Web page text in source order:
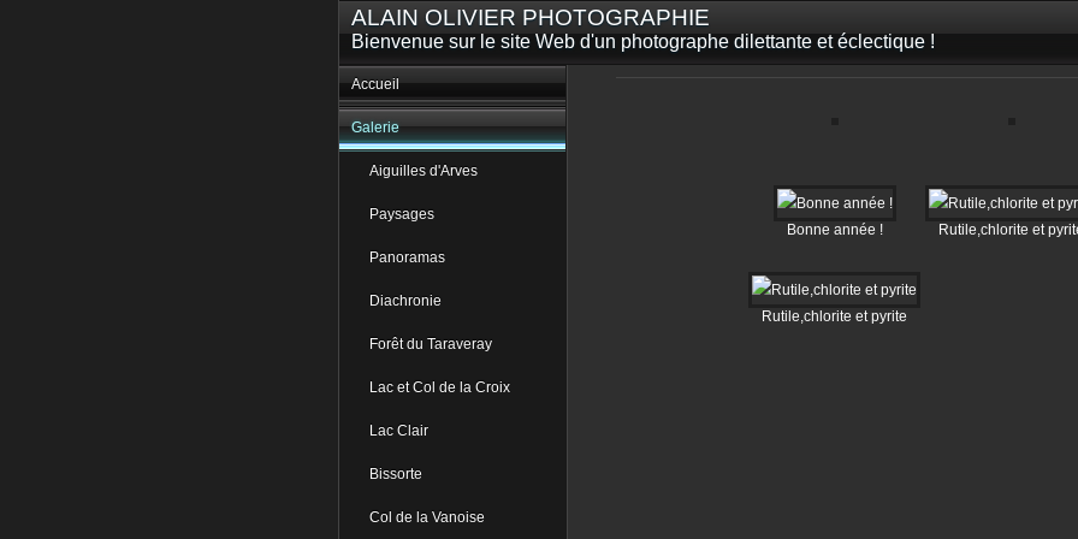
ALAIN OLIVIER PHOTOGRAPHIE
Bienvenue sur le site Web d'un photographe dilettante et éclectique !
Accueil
Galerie
Aiguilles d'Arves
Paysages
Panoramas
Diachronie
Forêt du Taraveray
Lac et Col de la Croix
Lac Clair
Bissorte
Col de la Vanoise
Bonne année ! Rutile,chlorite et
Rutile,chlorite et pyrite